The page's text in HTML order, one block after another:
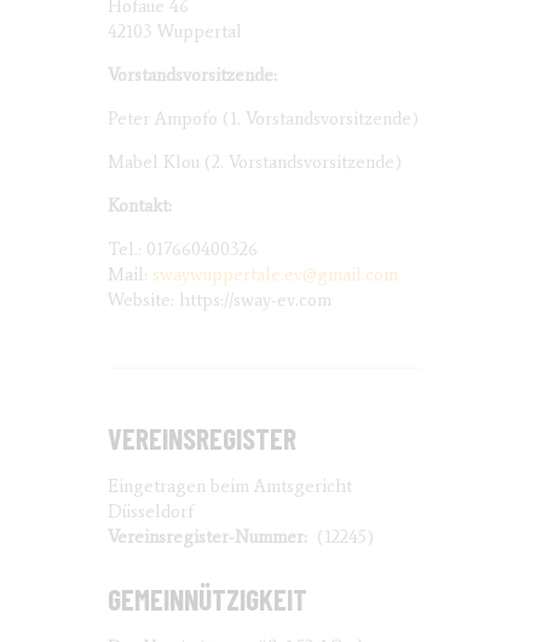
Hofaue 46
42103 Wuppertal
Vorstandsvorsitzende:
Peter Ampofo (1. Vorstandsvorsitzende)
Mabel Klou (2. Vorstandsvorsitzende)
Kontakt:
Tel.: 017660400326
Mail: swaywuppertale.ev@gmail.com
Website: https://sway-ev.com
VEREINSREGISTER
Eingetragen beim Amtsgericht
Düsseldorf
Vereinsregister-Nummer: (12245)
GEMEINNÜTZIGKEIT